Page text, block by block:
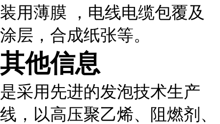
装用薄膜 ，电线电缆包覆及
涂层，合成纸张等。
其他信息
是采用先进的发泡技术生产
线，以高压聚乙烯、阻燃剂、